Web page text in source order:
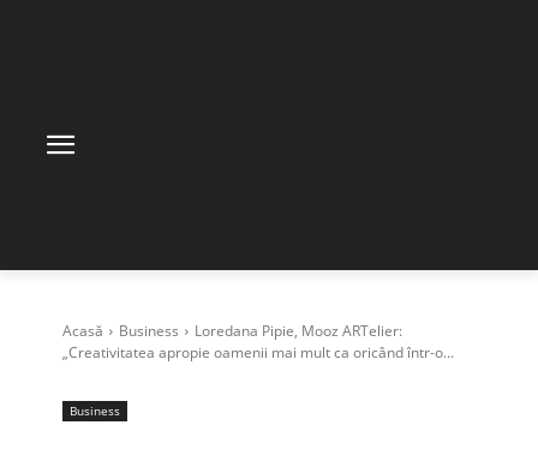
Acasă Business
Loredana Pipie, Mooz ARTelier:
„Creativitatea apropie oamenii mai mult ca oricând într-o...
Business